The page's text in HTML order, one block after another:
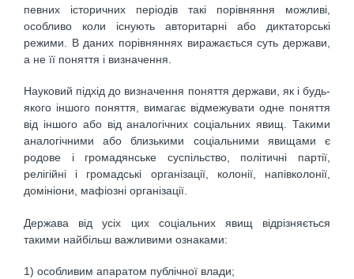
певних історичних періодів такі порівняння можливі,
особливо коли існують авторитарні або диктаторські
режими. В даних порівняннях виражається суть держави,
а не її поняття і визначення.
Науковий підхід до визначення поняття держави, як і будь-
якого іншого поняття, вимагає відмежувати одне поняття
від іншого або від аналогічних соціальних явищ. Такими
аналогічними або близькими соціальними явищами є
родове і громадянське суспільство, політичні партії,
релігійні і громадські організації, колонії, напівколонії,
домініони, мафіозні організації.
Держава від усіх цих соціальних явищ відрізняється
такими найбільш важливими ознаками:
1) особливим апаратом публічної влади;